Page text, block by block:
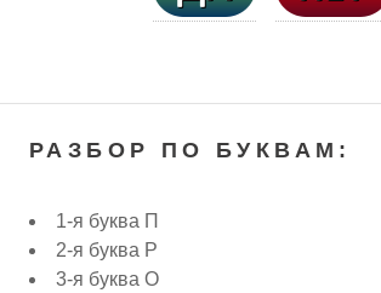
РАЗБОР ПО БУКВАМ:
1-я буква П
2-я буква Р
3-я буква О